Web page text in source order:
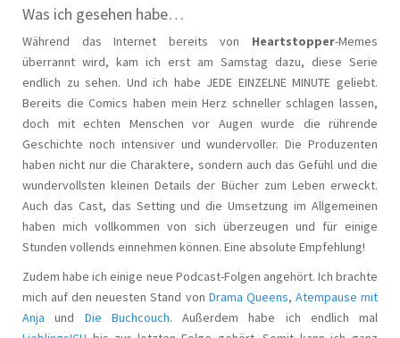
Was ich gesehen habe…
Während das Internet bereits von Heartstopper-Memes
überrannt wird, kam ich erst am Samstag dazu, diese Serie
endlich zu sehen. Und ich habe JEDE EINZELNE MINUTE geliebt.
Bereits die Comics haben mein Herz schneller schlagen lassen,
doch mit echten Menschen vor Augen wurde die rührende
Geschichte noch intensiver und wundervoller. Die Produzenten
haben nicht nur die Charaktere, sondern auch das Gefühl und die
wundervollsten kleinen Details der Bücher zum Leben erweckt.
Auch das Cast, das Setting und die Umsetzung im Allgemeinen
haben mich vollkommen von sich überzeugen und für einige
Stunden vollends einnehmen können. Eine absolute Empfehlung!
Zudem habe ich einige neue Podcast-Folgen angehört. Ich brachte
mich auf den neuesten Stand von Drama Queens, Atempause mit
Anja und Die Buchcouch. Außerdem habe ich endlich mal